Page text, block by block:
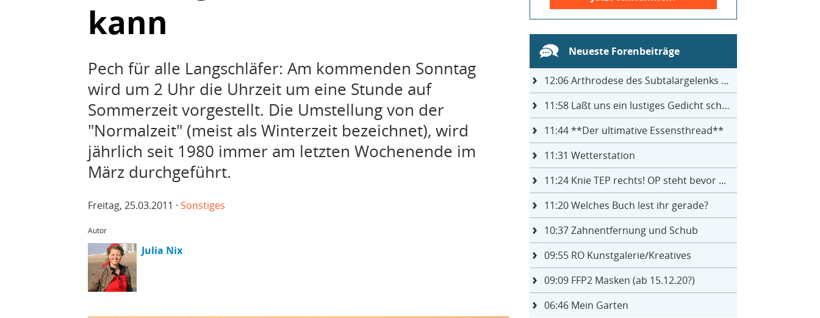
kann
Pech für alle Langschläfer: Am kommenden Sonntag
wird um 2 Uhr die Uhrzeit um eine Stunde auf
Sommerzeit vorgestellt. Die Umstellung von der
"Normalzeit" (meist als Winterzeit bezeichnet), wird
jährlich seit 1980 immer am letzten Wochenende im
März durchgeführt.
Freitag, 25.03.2011 · Sonstiges
Autor
Julia Nix
Neueste Forenbeiträge
12:06Arthrodese des Subtalargelenks mit 27
11:58Laßt uns ein lustiges Gedicht schreiben- jeder einen Satz
11:44**Der ultimative Essensthread**
11:31 Wetterstation
11:24Knie TEP rechts! OP steht bevor ...
11:20Welches Buch lest ihr gerade?
10:37Zahnentfernung und Schub
09:55RO Kunstgalerie/Kreatives
09:09FFP2 Masken (ab 15.12.20?)
06:46Mein Garten